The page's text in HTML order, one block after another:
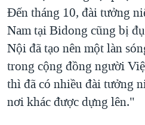
Đến tháng 10, đài tưởng
Nam tại Bidong cũng bị
Nội đã tạo nên một làn
trong cộng đồng người
thì đã có nhiều đài tưởng
nơi khác được dựng lên."